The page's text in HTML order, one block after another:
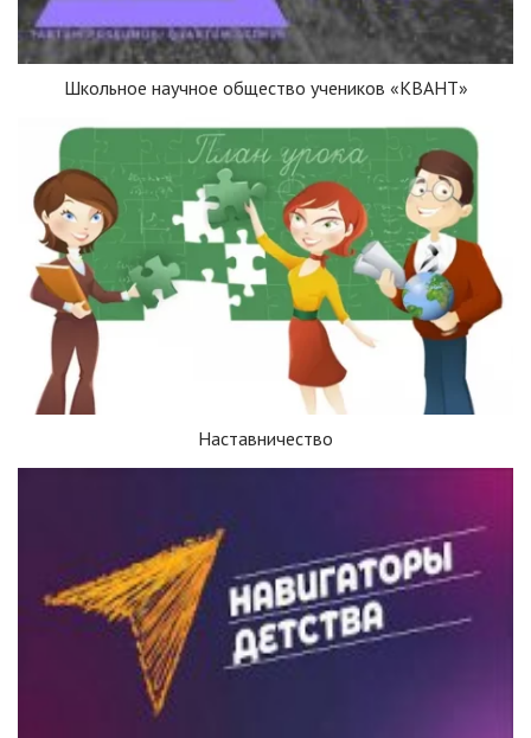
Школьное научное общество учеников «КВАНТ»
Наставничество